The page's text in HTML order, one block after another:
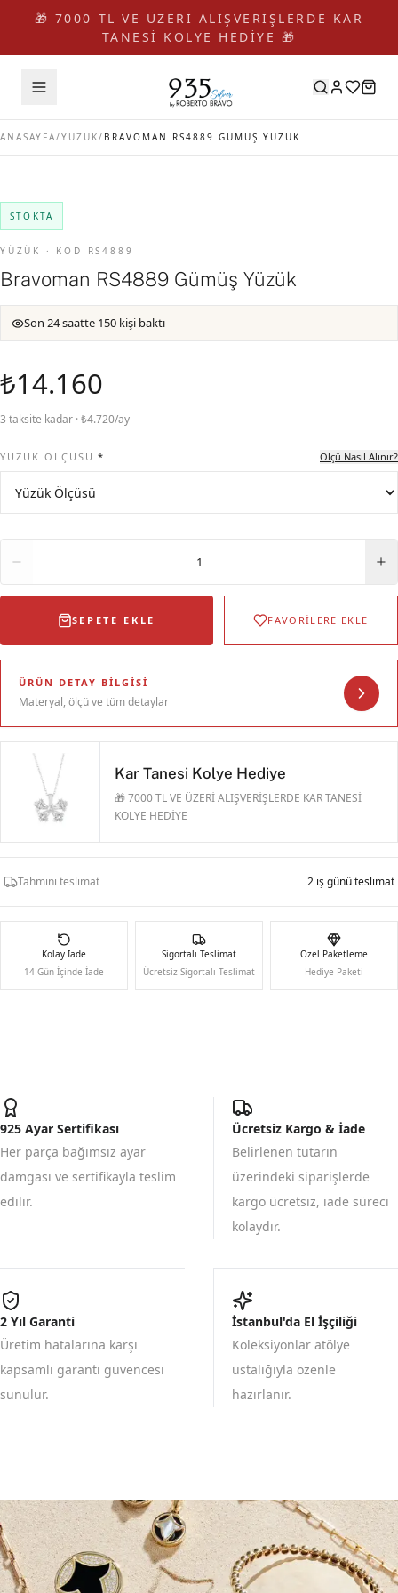
🎁 7000 TL VE ÜZERİ ALIŞVERİŞLERDE KAR
TANESİ KOLYE HEDİYE 🎁
ANASAYFA/YÜZÜK/ BRAVOMAN RS4889 GÜMÜŞ YÜZÜK
STOKTA
YÜZÜK · KOD RS4889
Bravoman RS4889 Gümüş Yüzük
Son 24 saatte 150 kişi baktı
₺14.160
3 taksite kadar · ₺4.720/ay
YÜZÜK ÖLÇÜSÜ * Ölçü Nasıl Alınır?
1
SEPETE EKLE FAVORİLERE EKLE
ÜRÜN DETAY BILGISI
Materyal, ölçü ve tüm detaylar
Kar Tanesi Kolye Hediye
🎁 7000 TL VE ÜZERİ ALIŞVERİŞLERDE KAR TANESİ
KOLYE HEDİYE
Tahmini teslimat 2 iş günü teslimat
Kolay İade
14 Gün İçinde İade
Sigortalı Teslimat
Ücretsiz Sigortalı Teslimat
Özel Paketleme
Hediye Paketi
925 Ayar Sertifikası
Her parça bağımsız ayar
damgası ve sertifikayla teslim
edilir.
Ücretsiz Kargo & İade
Belirlenen tutarın
üzerindeki siparişlerde
kargo ücretsiz, iade süreci
kolaydır.
2 Yıl Garanti
Üretim hatalarına karşı
kapsamlı garanti güvencesi
sunulur.
İstanbul'da El İşçiliği
Koleksiyonlar atölye
ustalığıyla özenle
hazırlanır.